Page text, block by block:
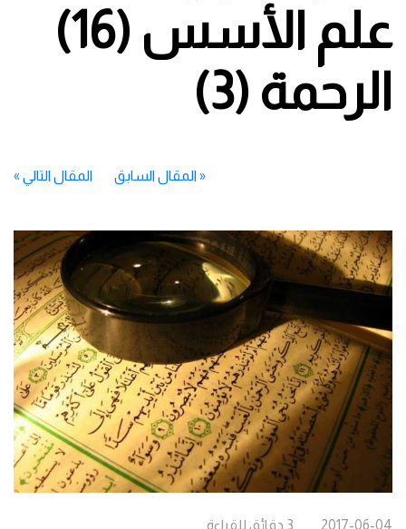
علم الأسس (16)
الرحمة (3)
«المقال السابق المقال التالي »
2017-06-04
3 دقائق للقراءة